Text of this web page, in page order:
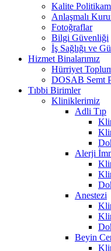
Kalite
Anlaşmalı
Fotoğraflar
Bilgi Güvenliği
İş Sağlığı ve
Hizmet Binalarımız
Hürriyet
DOSAB Semt
Tıbbi Birimler
Kliniklerimiz
Adli Tıp
Alerji
Anestezi
Beyin